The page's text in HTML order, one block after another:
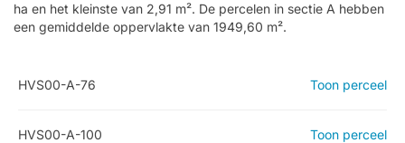
ha en het kleinste van 2,91 m². De percelen in sectie A hebben
een gemiddelde oppervlakte van 1949,60 m².
HVS00-A-76 Toon perceel
HVS00-A-100 Toon perceel